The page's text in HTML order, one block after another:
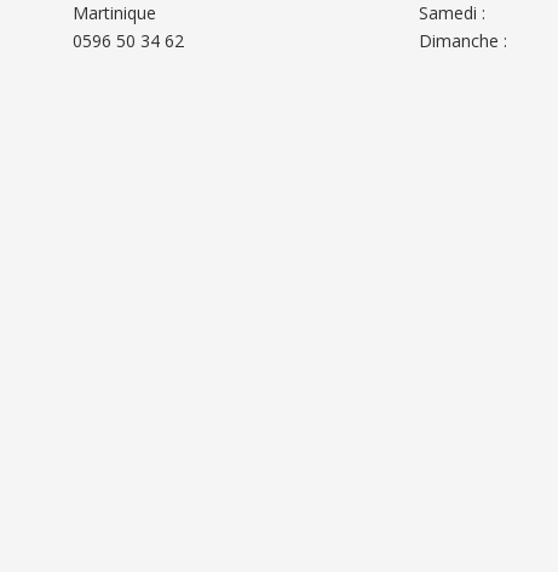
Martinique
0596 50 34 62
Samedi :
Dimanche :